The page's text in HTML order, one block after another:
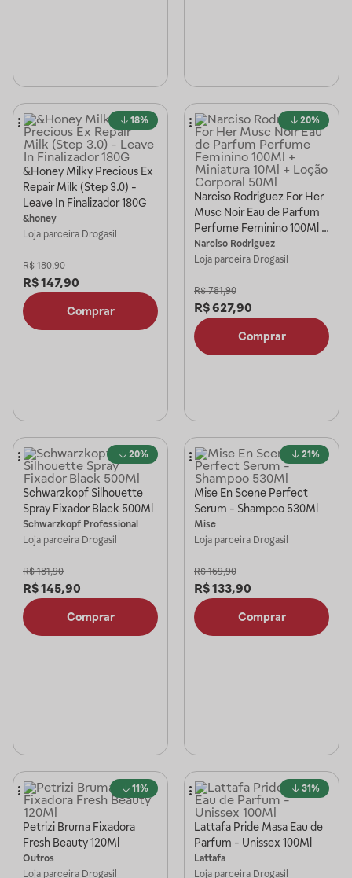
18%
&Honey Milky Precious Ex
Repair Milk (Step 3.0) -
Leave In Finalizador 180G
&honey
Loja parceira Drogasil
R$ 180,90
R$147,90
Comprar
20%
Narciso Rodriguez For Her
Musc Noir Eau de Parfum
Perfume Feminino 100Ml +
Miniatura 10Ml + Loção
Corporal 50Ml
Narciso Rodriguez
Loja parceira Drogasil
R$ 781,90
R$627,90
Comprar
20%
Schwarzkopf Silhouette
Spray Fixador Black 500Ml
Schwarzkopf Professional
Loja parceira Drogasil
R$ 181,90
R$145,90
Comprar
21%
Mise En Scene Perfect
Serum - Shampoo 530Ml
Mise
Loja parceira Drogasil
R$ 169,90
R$133,90
Comprar
11%
Petrizi Bruma Fixadora
Fresh Beauty 120Ml
Outros
Loja parceira Drogasil
31%
Lattafa Pride Masa Eau de
Parfum - Unissex 100Ml
Lattafa
Loja parceira Drogasil